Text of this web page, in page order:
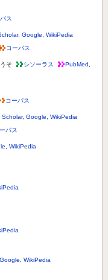
ス
, Google WikiPedia
コーパス
そ シソーラス PubMed
コーパス
Scholar, Google WikiPedia
パス
WikiPedia
Google WikiPedia